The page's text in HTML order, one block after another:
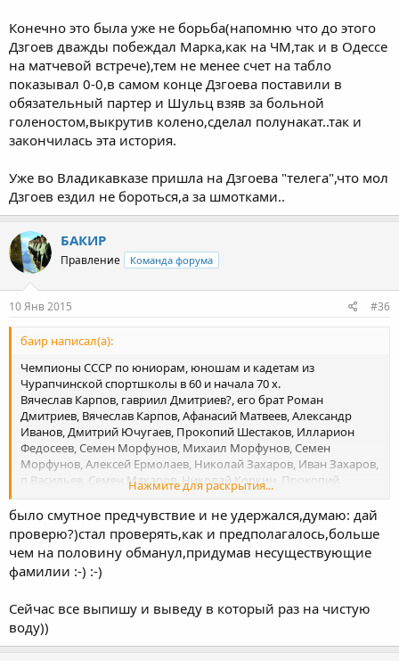
Конечно это была уже не борьба(напомню что до этого
Дзгоев дважды побеждал Марка,как на ЧМ,так и в Одессе
на матчевой встрече),тем не менее счет на табло
показывал 0-0,в самом конце Дзгоева поставили в
обязательный партер и Шульц взяв за больной
голеностом,выкрутив колено,сделал полунакат..так и
закончилась эта история.
Уже во Владикавказе пришла на Дзгоева "телега",что мол
Дзгоев ездил не бороться,а за шмотками..
БАКИР
Правление Команда форума
10 Янв 2015 #36
баир написал(а):
Чемпионы СССР по юниорам, юношам и кадетам из
Чурапчинской спортшколы в 60 и начала 70 х.
Вячеслав Карпов, гавриил Дмитриев?, его брат Роман
Дмитриев, Вячеслав Карпов, Афанасий Матвеев, Александр
Иванов, Дмитрий Ючугаев, Прокопий Шестаков, Илларион
Федосеев, Семен Морфунов, Михаил Морфунов, Семен
Морфунов, Алексей Ермолаев, Николай Захаров, Иван Захаров,
п Васильев, Семен Макаров, Николай Коркин, Прокопий
Захаров, Виктор Рукавишников. Пинигин и Рукавишников уже
из Киева. Пинигин был вторым.
В 1980 году чемпионом по юношам стали М Аммосов и
Владимир Яковлев. Там среди чемпионов Адлан Вараев
и Махар.
Нажмите для раскрытия...
было смутное предчувствие и не удержался,думаю: дай
проверю?)стал проверять,как и предполагалось,больше
чем на половину обманул,придумав несуществующие
фамилии :-) :-)
Сейчас все выпишу и выведу в который раз на чистую
воду))